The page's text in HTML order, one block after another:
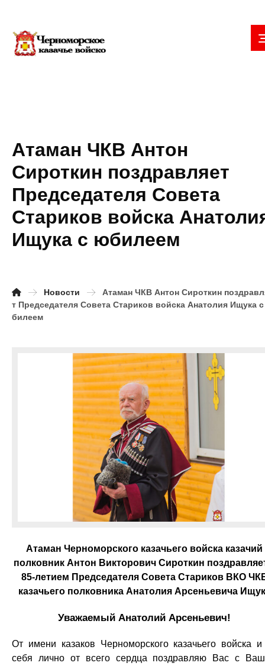
Атаман ЧКВ Антон
Сироткин поздравляет
Председателя Совета
Стариков войска
Ищука с юбилеем
Новости
Атаман ЧКВ Антон Сироткин
т Председателя Совета Стариков войска Анатолия Ищука
билеем
Атаман Черноморского казачьего войска казачий
полковник Антон Викторович Сироткин
85-летием Председателя Совета Стариков ВКО
казачьего полковника Анатолия Арсеньевича
Уважаемый Анатолий Арсеньевич!
От имени казаков Черноморского казачьего войска и
себя лично от всего сердца поздравляю Вас с